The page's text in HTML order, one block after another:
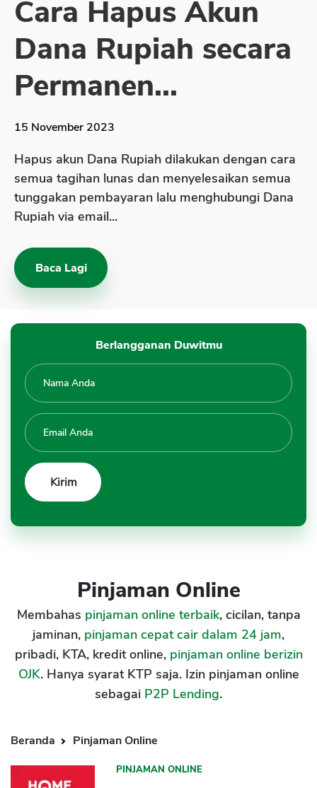
Sekuritas Saham
Bank Digital
Crypto
Assets Crypto
Asuransi Jiwa
Asuransi Kesehatan
Asuransi Syariah
Cara Hapus Akun
Dana Rupiah secara
Permanen...
15 November 2023
Hapus akun Dana Rupiah dilakukan dengan cara
semua tagihan lunas dan menyelesaikan semua
tunggakan pembayaran lalu menghubungi Dana
Rupiah via email...
Baca Lagi
Berlangganan Duwitmu
Pinjaman Online
Membahas pinjaman online terbaik, cicilan, tanpa
jaminan, pinjaman cepat cair dalam 24 jam,
pribadi, KTA, kredit online, pinjaman online berizin
OJK. Hanya syarat KTP saja. Izin pinjaman online
sebagai P2P Lending.
Beranda Pinjaman Online
PINJAMAN ONLINE